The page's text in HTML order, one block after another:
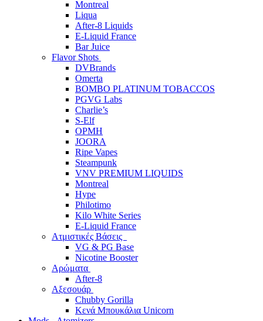
Montreal
Liqua
After-8 Liquids
E-Liquid France
Bar Juice
Flavor Shots
DVBrands
Omerta
BOMBO PLATINUM TOBACCOS
PGVG Labs
Charlie’s
S-Elf
OPMH
JOORA
Ripe Vapes
Steampunk
VNV PREMIUM LIQUIDS
Montreal
Hype
Philotimo
Kilo White Series
E-Liquid France
Ατμιστικές Βάσεις
VG & PG Base
Nicotine Booster
Αρώματα
After-8
Αξεσουάρ
Chubby Gorilla
Κενά Μπουκάλια Unicorn